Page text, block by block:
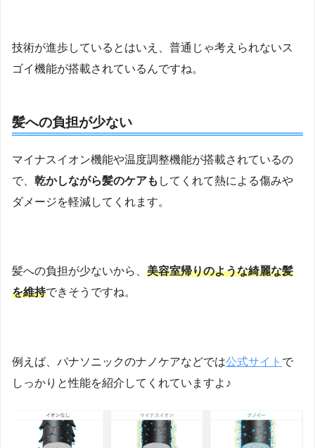
技術が進歩しているとはいえ、普通じゃ考えられないス
ゴイ機能が搭載されているんですね。
髪への負担が少ない
マイナスイオン機能や温度調整機能が搭載されているの
で、 乾かしながら髪のケアも してくれて熱による傷みや
ダメージを軽減してくれます。
髪への負担が少ないから、 美容室帰りのような綺麗な髪
を維持できそうですね。
例えば、パナソニックのナノケアなどでは公式サイト で
しっかりと性能を紹介してくれていますよ♪